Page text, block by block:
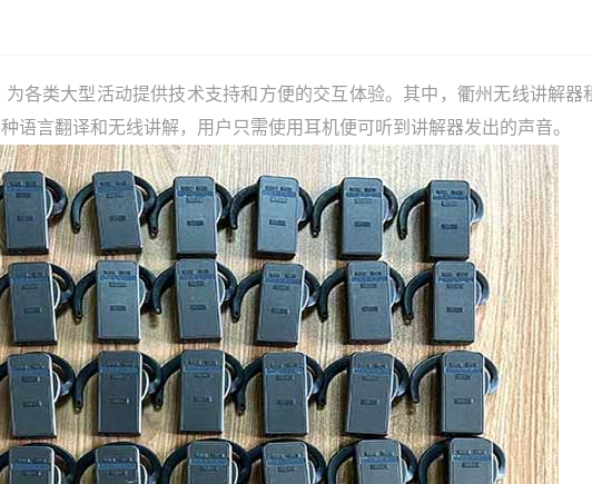
类大型活动提供技术支持和方便的交互体验。其中，衢州无线讲解器
语言翻译和无线讲解，用户只需使用耳机便可听到讲解器发出的声音。